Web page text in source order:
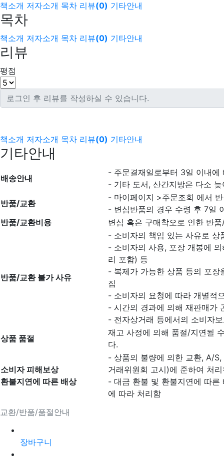
책소개 저자소개 목차 리뷰(0) 기타안내
목차
책소개 저자소개 목차 리뷰(0) 기타안내
리뷰
평점
책소개 저자소개 목차 리뷰(0) 기타안내
기타안내
교환/반품/품절안내
배송안내
- 주문결재일로부터 3일 이내에
- 기타 도서, 산간지방은 다소
반품/교환
- 마이페이지 >주문조회 에서
- 변심반품의 경우 수령 후 7일
반품/교환비용
변심 혹은 구매착오로 인한 반
반품/교환 불가 사유
- 소비자의 책임 있는 사유로
- 소비자의 사용, 포장 개봉에
리 포함) 등
- 복제가 가능한 상품 등의 포장
집
- 소비자의 요청에 따라 개별적
- 시간의 경과에 의해 재판매가
- 전자상거래 등에서의 소비자
상품 품절
재고 사정에 의해 품절/지연될
다.
소비자 피해보상
환불지연에 따른 배상
- 상품의 불량에 의한 교환, A/
거래위원회 고시)에 준하여 처
- 대금 환불 및 환불지연에 따른
에 따라 처리함
장바구니